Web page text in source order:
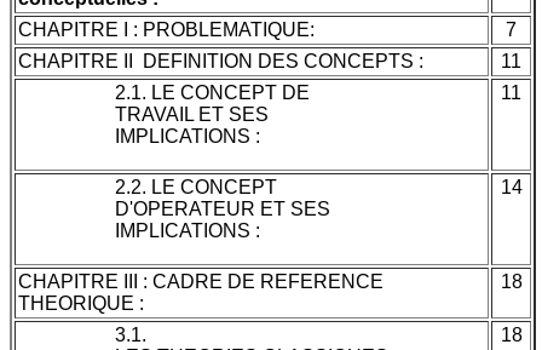
CHAPITRE I : PROBLEMATIQUE:
7
CHAPITRE II DEFINITION DES CONCEPTS :
11
2.1. LE CONCEPT DE
TRAVAIL ET SES
IMPLICATIONS :
11
2.2. LE CONCEPT
D'OPERATEUR ET SES
IMPLICATIONS :
14
CHAPITRE III : CADRE DE REFERENCE
THEORIQUE :
18
3.1.
18